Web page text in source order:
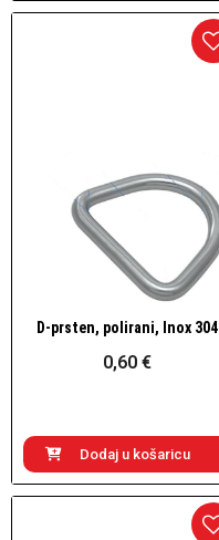
Brzi pogled
D-prsten, polirani, Inox 304
0,60 €
Dodaj u košaricu